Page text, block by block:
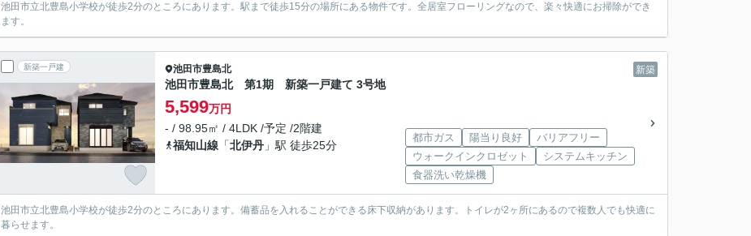
池田市立北豊島小学校が徒歩2分のところにあります。駅まで徒歩15分の場所にある物件です。全居室フローリングなので、楽々快適にお掃除ができ
ます。
新築一戸建 新築
池田市豊島北
池田市豊島北 第1期 新築一戸建て 3号地
5,599万円
- / 98.95㎡ / 4LDK /予定 /2階建
福知山線 「北伊丹 」駅 徒歩25分
都市ガス 陽当り良好
バリアフリー
ウォークインクロゼット
システムキッチン
食器洗い乾燥機
池田市立北豊島小学校が徒歩2分のところにあります。備蓄品を入れることができる床下収納があります。トイレが2ヶ所にあるので複数人でも快適に
暮らせます。